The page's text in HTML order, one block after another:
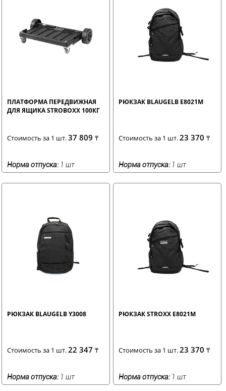
ПЛАТФОРМА ПЕРЕДВИЖНАЯ
ДЛЯ ЯЩИКА STROBOXX 100КГ
Стоимость за 1 шт.37 809 ₸
Норма отпуска: 1 шт
РЮКЗАК BLAUGELB E8021M
Стоимость за 1 шт.23 370₸
Норма отпуска: 1 шт
РЮКЗАК BLAUGELB Y3008
Стоимость за 1 шт.22 347 ₸
Норма отпуска: 1 шт
РЮКЗАК STROXX E8021M
Стоимость за 1 шт.23 370₸
Норма отпуска: 1 шт